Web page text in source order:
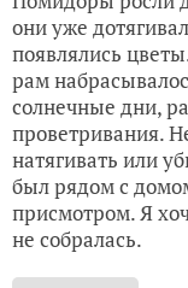
они уже
появлялись
рам
солнечные дни,
проветривания.
натягивать или
был рядом с
присмотром. Я
не собралась.